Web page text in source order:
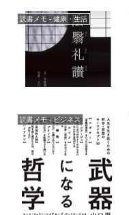
読書メモ - 健康・生活
読書メモ - ビジネス